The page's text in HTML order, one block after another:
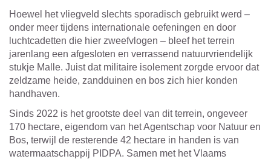
Hoewel het vliegveld slechts sporadisch gebruikt werd –
onder meer tijdens internationale oefeningen en door
luchtcadetten die hier zweefvlogen – bleef het terrein
jarenlang een afgesloten en verrassend natuurvriendelijk
stukje Malle. Juist dat militaire isolement zorgde ervoor dat
zeldzame heide, zandduinen en bos zich hier konden
handhaven.
Sinds 2022 is het grootste deel van dit terrein, ongeveer
170 hectare, eigendom van het Agentschap voor Natuur en
Bos, terwijl de resterende 42 hectare in handen is van
watermaatschappij PIDPA. Samen met het Vlaams